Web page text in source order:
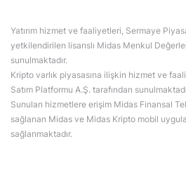
Yatırım hizmet ve faaliyetleri, Sermaye
yetkilendirilen lisanslı Midas Menkul
sunulmaktadır.
Kripto varlık piyasasına ilişkin hizmet ve
Satım Platformu A.Ş. tarafından
Sunulan hizmetlere erişim Midas Finansal
sağlanan Midas ve Midas Kripto mobil
sağlanmaktadır.